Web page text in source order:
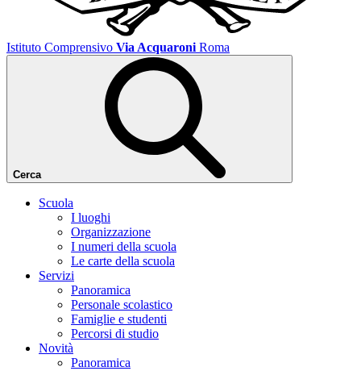
Istituto Comprensivo Via Acquaroni Roma
Cerca
Scuola
I luoghi
Organizzazione
I numeri della scuola
Le carte della scuola
Servizi
Panoramica
Personale scolastico
Famiglie e studenti
Percorsi di studio
Novità
Panoramica